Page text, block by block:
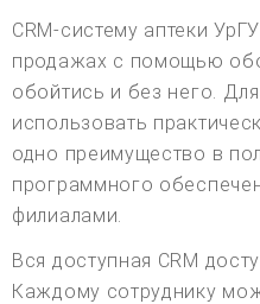
CRM-систему аптеки
продажах с помощью
обойтись и без него.
использовать
одно преимущество в
программного
филиалами.
Вся доступная CRM
Каждому сотруднику